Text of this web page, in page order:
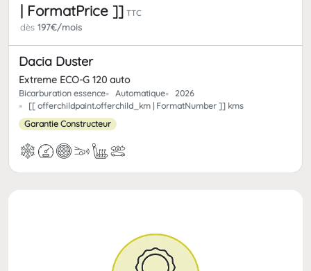
| FormatPrice ]] TTC
dès 197€/mois
Dacia Duster
Extreme ECO-G 120 auto
Bicarburation essence Automatique
2026
[[ offerchildpaint.offerchild_km | FormatNumber ]] kms
Garantie Constructeur